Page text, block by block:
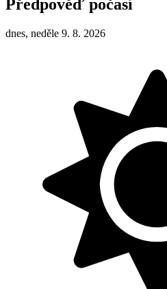
Předpověď počasí
dnes, neděle 9. 8. 2026